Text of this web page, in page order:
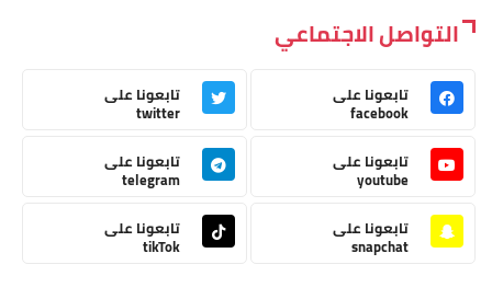
التواصل الاجتماعي
تابعونا على
facebook
تابعونا على
twitter
تابعونا على
youtube
تابعونا على
telegram
تابعونا على
snapchat
تابعونا على
tikTok